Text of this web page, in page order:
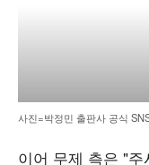
사진=박정민 출판사 공식
이어 무제 측은 "